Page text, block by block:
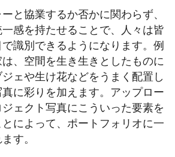
と協業するか否かに関わらず、
感を持たせることで、人々は皆
識別できるようになります。例
、空間を生き生きとしたものに
ェや生け花などをうまく配置し
に彩りを加えます。アップロー
ジェクト写真にこういった要素を
によって、ポートフォリオに一
す。